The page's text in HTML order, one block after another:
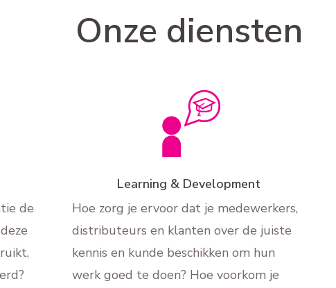
Onze diensten
de
Learning & Development
Hoe zorg je ervoor dat je medewerkers,
distributeurs en klanten over de juiste
kennis en kunde beschikken om hun
werk goed te doen? Hoe voorkom je